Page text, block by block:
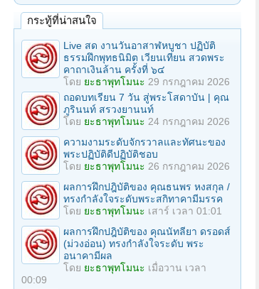
กระทู้ที่น่าสนใจ
Live สด งานวันอาสาฬหบูชา ปฏิบัติ
ธรรมฝึกพุทธนิมิต เวียนเทียน สวดพระ
คาถาเงินล้าน ครั้งที่ ๖๔
โดย ยะธาพุทโมนะ 29 กรกฎาคม 2026
ถอดบทเรียน 7 วัน สู่พระโสดาบัน | คุณ
ภูรินนท์ สรวงยานนท์
โดย ยะธาพุทโมนะ 24 กรกฎาคม 2026
ความงามระดับจักรวาลและทัศนะของ
พระปฏิบัติดีปฏิบัติชอบ
โดย ยะธาพุทโมนะ 26 กรกฎาคม 2026
ผลการฝึกปฎิบัติของ คุณธนพร หงสกุล /
ทรงกำลังใจระดับพระสกิทาคามีมรรค
โดย ยะธาพุทโมนะ เสาร์ เวลา 01:01
ผลการฝึกปฎิบัติของ คุณนัทลียา ดรอดส์
(ม่วงอ่อน) ทรงกำลังใจระดับ พระ
อนาคามีผล
โดย ยะธาพุทโมนะ เมื่อวาน เวลา
00:09